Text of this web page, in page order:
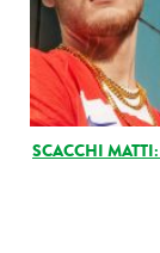
SCACCHI